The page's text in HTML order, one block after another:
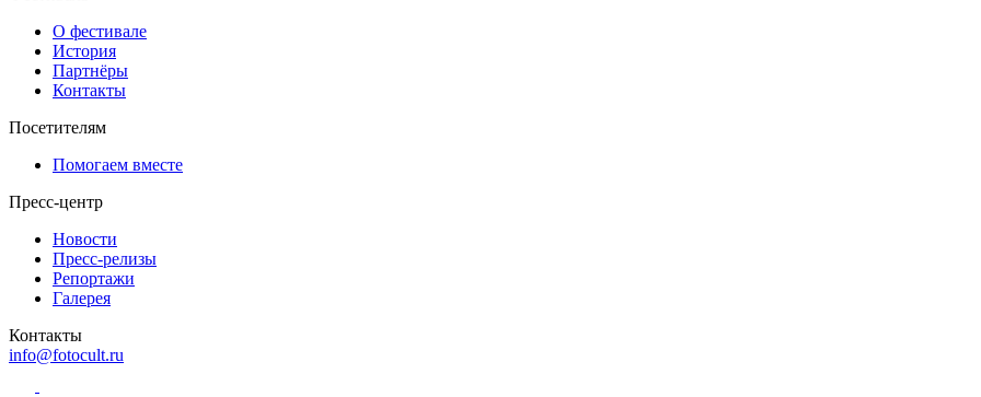
О фестивале
История
Партнёры
Контакты
Посетителям
Помогаем вместе
Пресс-центр
Новости
Пресс-релизы
Репортажи
Галерея
Контакты
info@fotocult.ru